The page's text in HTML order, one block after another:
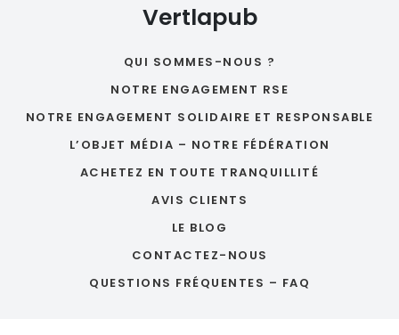
Vertlapub
QUI SOMMES-NOUS ?
NOTRE ENGAGEMENT RSE
NOTRE ENGAGEMENT SOLIDAIRE ET RESPONSABLE
L’OBJET MÉDIA – NOTRE FÉDÉRATION
ACHETEZ EN TOUTE TRANQUILLITÉ
AVIS CLIENTS
LE BLOG
CONTACTEZ-NOUS
QUESTIONS FRÉQUENTES – FAQ